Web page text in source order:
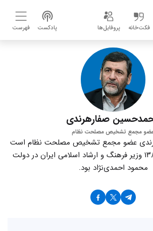
فکت‌خانه پروفایل‌ها پادکست فهرست
صفارهرندی
مجمع تشخیص مصلحت نظام
عضو مجمع تشخیص مصلحت نظام است
و از سال ۱۳۸۴ تا ۱۳۸۸ وزیر فرهنگ و ارشاد اسلامی ایران در دولت
محمود احمد‌ی‌نژاد بود.